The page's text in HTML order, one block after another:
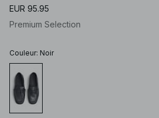
EUR 95.95
Premium Selection
Couleur: Noir